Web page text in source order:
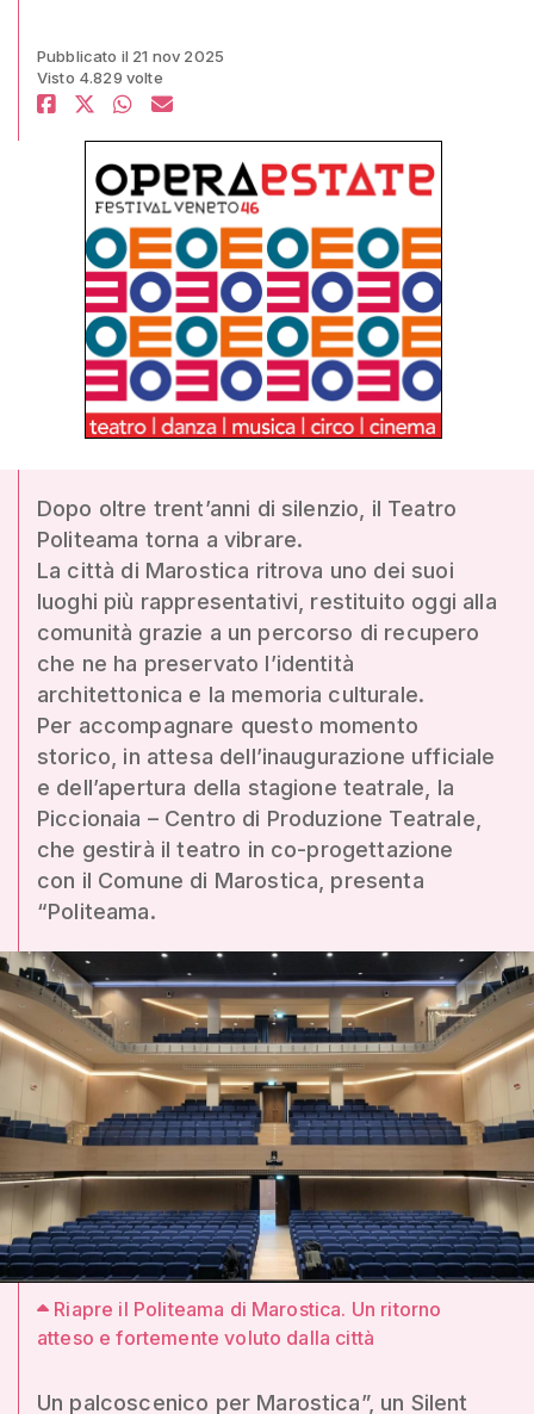
Pubblicato il 21 nov 2025
Visto 4.829 volte
Dopo oltre trent’anni di silenzio, il Teatro
Politeama torna a vibrare.
La città di Marostica ritrova uno dei suoi
luoghi più rappresentativi, restituito oggi alla
comunità grazie a un percorso di recupero
che ne ha preservato l’identità
architettonica e la memoria culturale.
Per accompagnare questo momento
storico, in attesa dell’inaugurazione ufficiale
e dell’apertura della stagione teatrale, la
Piccionaia – Centro di Produzione Teatrale,
che gestirà il teatro in co-progettazione
con il Comune di Marostica, presenta
“Politeama.
Riapre il Politeama di Marostica. Un ritorno
atteso e fortemente voluto dalla città
Un palcoscenico per Marostica”, un Silent